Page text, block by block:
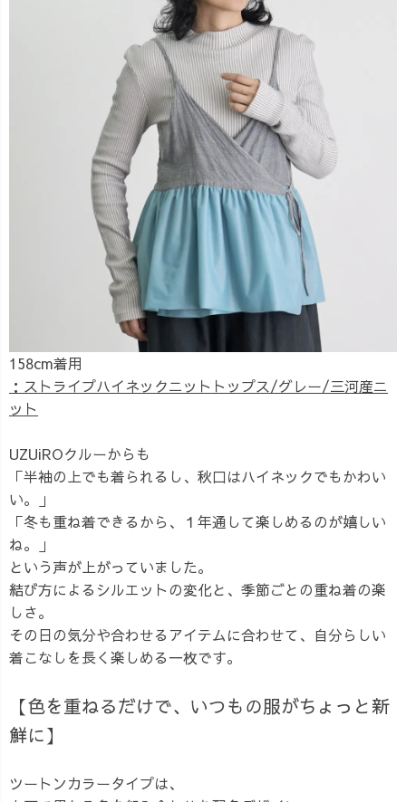
158cm着用
：ストライプハイネックニットトップス/グレー/三河産ニ
ット
UZUiROクルーからも
「半袖の上でも着られるし、秋口はハイネックでもかわい
い。」
「冬も重ね着できるから、１年通して楽しめるのが嬉しい
ね。」
という声が上がっていました。
結び方によるシルエットの変化と、季節ごとの重ね着の楽
しさ。
その日の気分や合わせるアイテムに合わせて、自分らしい
着こなしを長く楽しめる一枚です。
【色を重ねるだけで、いつもの服がちょっと新
鮮に】
ツートンカラータイプは、